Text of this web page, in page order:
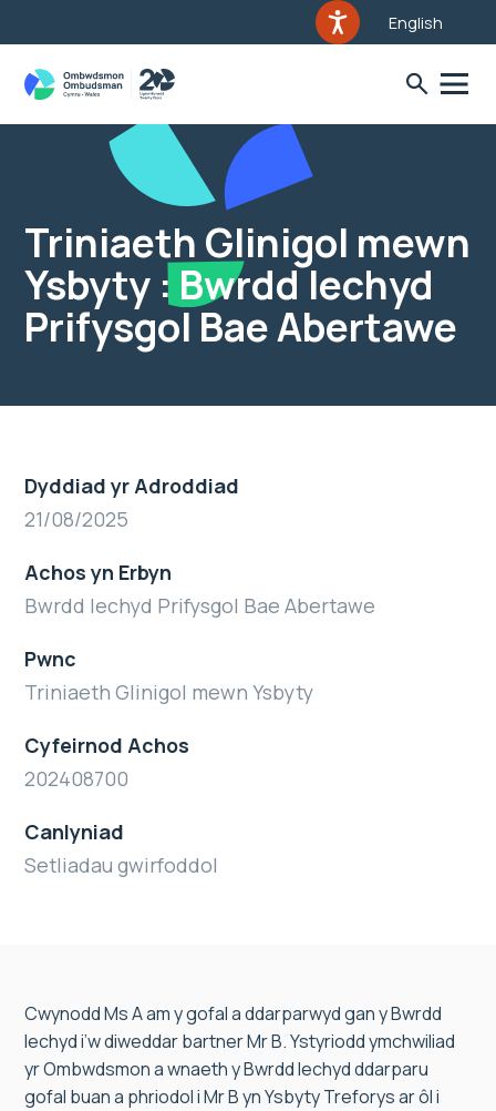
English
Triniaeth Glinigol mewn
Ysbyty : Bwrdd Iechyd
Prifysgol Bae Abertawe
Dyddiad yr Adroddiad
21/08/2025
Achos yn Erbyn
Bwrdd Iechyd Prifysgol Bae Abertawe
Pwnc
Triniaeth Glinigol mewn Ysbyty
Cyfeirnod Achos
202408700
Canlyniad
Setliadau gwirfoddol
Cwynodd Ms A am y gofal a ddarparwyd gan y Bwrdd
Iechyd i’w diweddar bartner Mr B. Ystyriodd ymchwiliad
yr Ombwdsmon a wnaeth y Bwrdd Iechyd ddarparu
gofal buan a phriodol i Mr B yn Ysbyty Treforys ar ôl i